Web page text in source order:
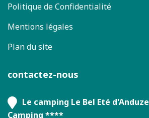
Politique de Confidentialité
Mentions légales
Plan du site
contactez-nous
Le camping Le Bel Eté d'Anduze
Camping ****